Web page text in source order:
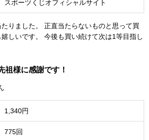
スポーツくじオフィシャルサイト
りました。 正直当たらないものと思って買
しいです。 今後も買い続けて次は1等目指し
祖様に感謝です！
1,340円
775回